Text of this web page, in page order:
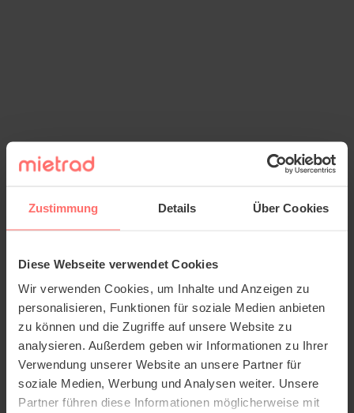
Zustimmung Details Über Cookies
Diese Webseite verwendet Cookies
Wir verwenden Cookies, um Inhalte und Anzeigen zu
personalisieren, Funktionen für soziale Medien anbieten
zu können und die Zugriffe auf unsere Website zu
analysieren. Außerdem geben wir Informationen zu Ihrer
Verwendung unserer Website an unsere Partner für
soziale Medien, Werbung und Analysen weiter. Unsere
Partner führen diese Informationen möglicherweise mit